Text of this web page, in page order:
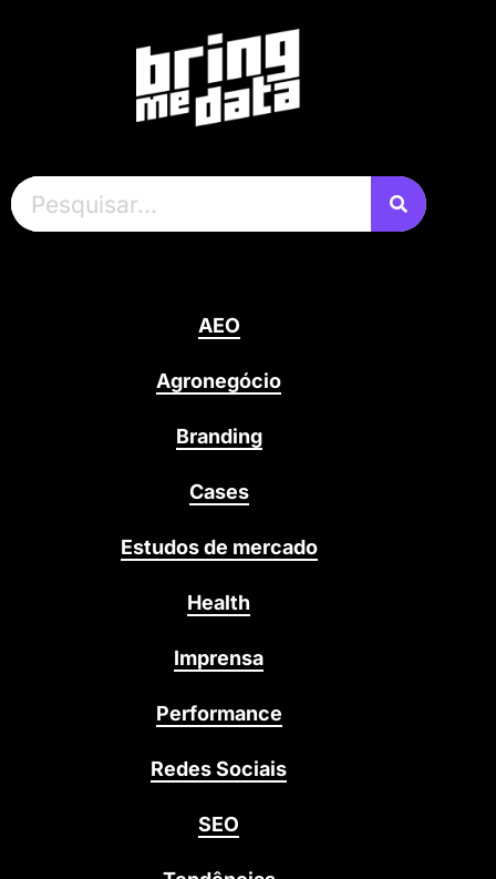
AEO
Agronegócio
Branding
Cases
Estudos de mercado
Health
Imprensa
Performance
Redes Sociais
SEO